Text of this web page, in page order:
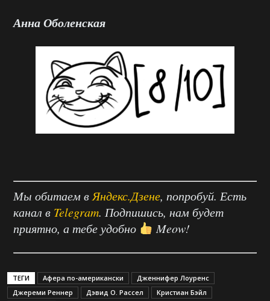
Анна Оболенская
Мы обитаем в Яндекс.Дзене, попробуй. Есть
канал в Telegram. Подпишись, нам будет
приятно, а тебе удобно
Meow!
ТЕГИ Афера по-американски
Дженнифер Лоуренс
Джереми Реннер
Дэвид О. Рассел
Кристиан Бэйл